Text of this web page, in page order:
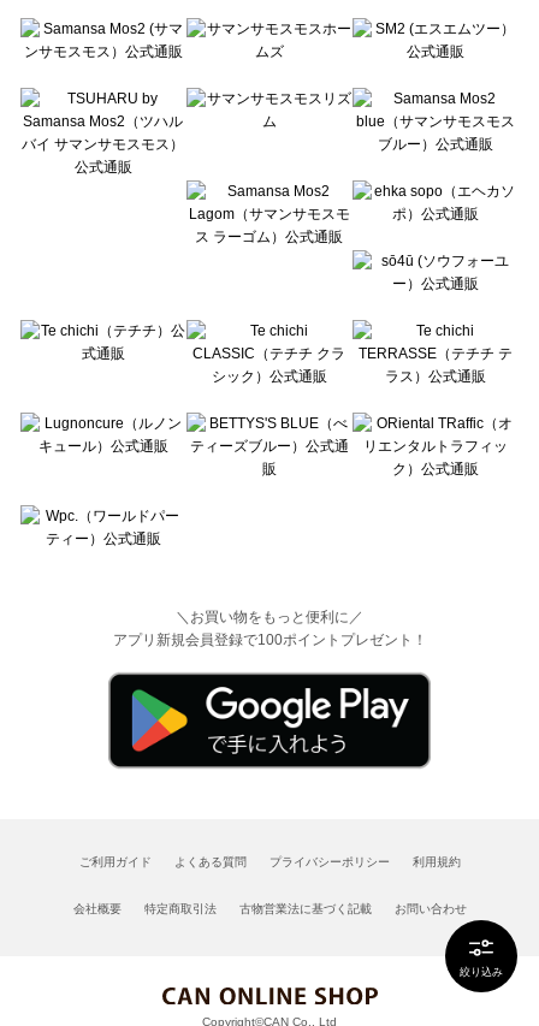
絞り込み
Te chichi（テチチ）の一覧
Te chichi CLASSIC（テチチ クラシック）の一覧
Lugnoncure（ルノンキュール）の一覧
BETTY'S BLUE（べティーズブルー）の一覧
Wpc.（ワールドパーティー）の一覧
＼お買い物をもっと便利に／
アプリ新規会員登録で100ポイントプレゼント！
ご利用ガイド よくある質問 プライバシーポリシー 利用規約
会社概要 特定商取引法 古物営業法に基づく記載 お問い合わせ
Copyright©CAN Co., Ltd